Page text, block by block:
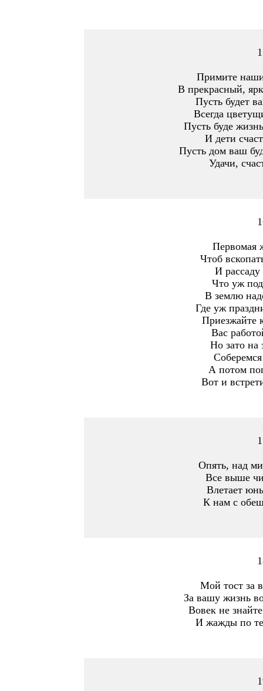
Примите
В прекрасный,
Пусть будет
Всегда
Пусть буде
И дети
Пусть дом ваш
Удачи,
Первомая
Чтоб
И рассаду
Что уж
В землю
Где уж
Приезжайте
Вас
Но зато на
А потом
Вот и
Опять, над
Все выше
Влетает
К нам с
Мой тост за
За вашу жизнь
Вовек не
И жажды по